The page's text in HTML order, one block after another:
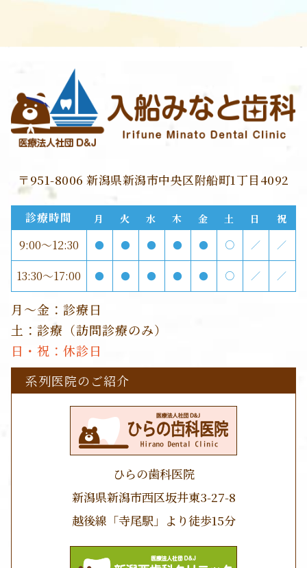
〒951-8006 新潟県新潟市中央区附船町1丁目4092
診療時間 月 火 水 木 金 土 日 祝
9:00～12:30 ● ● ● ● ● ○ ／ ／
13:30～17:00 ● ● ● ● ● ○ ／ ／
月～金：診療日
土：診療（訪問診療のみ）
日・祝：休診日
系列医院のご紹介
ひらの歯科医院
新潟県新潟市西区坂井東3-27-8
越後線「寺尾駅」より徒歩15分